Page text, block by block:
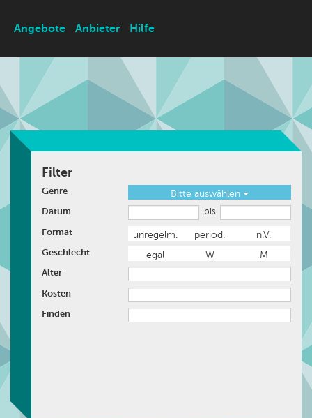
Angebote Anbieter Hilfe
Filter
Genre
Bitte auswählen
Datum
bis
Format unregelm. period.
n.V.
Geschlecht
egal W
M
Alter
Kosten
Finden